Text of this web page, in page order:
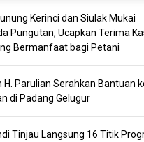
Kerinci dan Siulak Mukai
Pungutan, Ucapkan Terima
Bermanfaat bagi Petani
H. Parulian Serahkan Bantuan
di Padang Gelugur
Tinjau Langsung 16 Titik